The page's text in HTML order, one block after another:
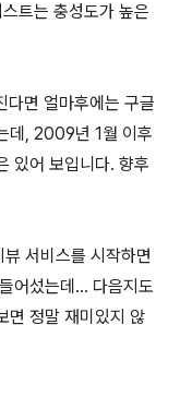
트는 충성도가 높은
면 얼마후에는 구글
데, 2009년 1월 이후
있어 보입니다. 향후
서비스를 시작하면
어섰는데... 다음지도
면 정말 재미있지 않